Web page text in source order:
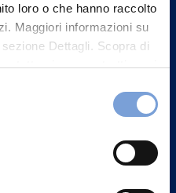
loro o che hanno raccolto
Maggiori informazioni su
Dettagli. Scopra di
e come trattiamo i
sezione "Informativa